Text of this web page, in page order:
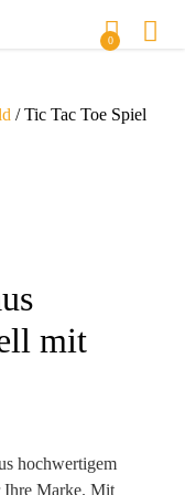
0
/ Tic Tac Toe Spiel
mit
hochwertigem
Ihre Marke. Mit